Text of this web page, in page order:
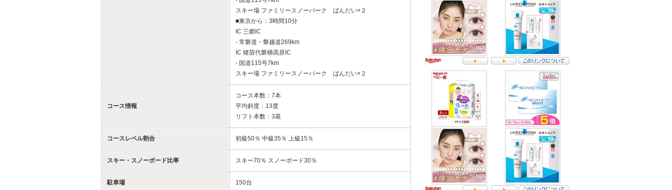
スキー場 ファミリースノーパーク ばんだい×２
■東京から：3時間10分
IC 三郷IC
- 常磐道・磐越道269km
IC 猪苗代磐梯高原IC
- 国道115号7km
スキー場 ファミリースノーパーク ばんだい×２
コース情報
コース本数：7本
平均斜度：13度
リフト本数：3基
コースレベル割合 初級50％ 中級35％ 上級15％
スキー・スノーボード比率 スキー70％ スノーボード30％
駐車場 150台